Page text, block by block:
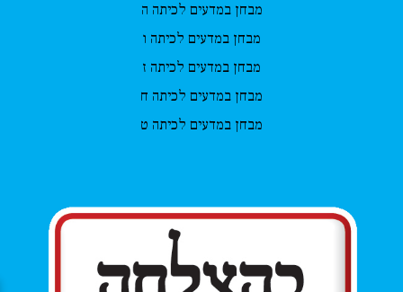
מבחן במדעים לכיתה ה
מבחן במדעים לכיתה ו
מבחן במדעים לכיתה ז
מבחן במדעים לכיתה ח
מבחן במדעים לכיתה ט